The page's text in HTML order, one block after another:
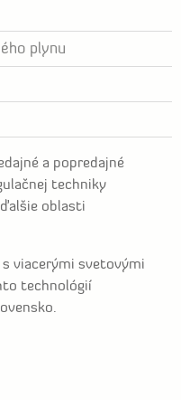
plynu
a popredajné
techniky
oblasti
s viacerými svetovými
technológií